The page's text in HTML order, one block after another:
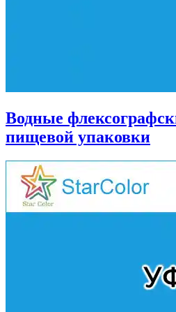
Водные
пищевой упаковки